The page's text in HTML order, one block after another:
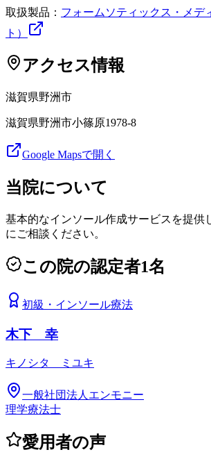
取扱製品： フォームソティックス・メデ
ト）
アクセス情報
滋賀県野洲市
滋賀県野洲市小篠原1978-8
Google Mapsで開く
当院について
基本的なインソール作成サービスを提供
にご相談ください。
この院の認定者1名
初級 ・ インソール療法
木下 幸
キノシタ ミユキ
一般社団法人エンモニー
理学療法士
愛用者の声